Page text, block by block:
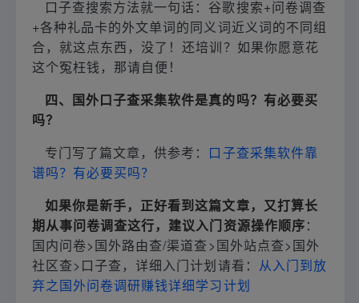
口子查搜索方法就一句话：谷歌搜索+问卷调查
+各种礼品卡的外文单词的同义词近义词的不同组
合，就这点东西，没了！还培训？如果你愿意花
这个冤枉钱，那请自便！
四、国外口子查采集软件是真的吗？有必要买
吗？
专门写了篇文章，供参考： 口子查采集软件靠
谱吗？有必要买吗？
如果你是新手，正好看到这篇文章，又打算长
期从事问卷调查这行，建议入门资源操作顺序：
国内问卷>国外路由查/渠道查>国外站点查>国外
社区查>口子查，详细入门计划请看： 从入门到放
弃之国外问卷调研赚钱详细学习计划